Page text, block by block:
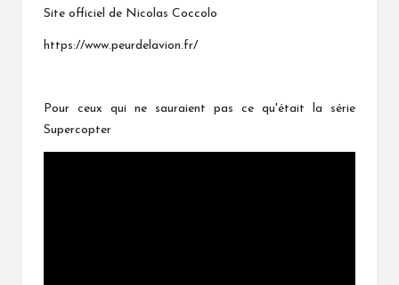
Site officiel de Nicolas Coccolo
https://www.peurdelavion.fr/
Pour ceux qui ne sauraient pas ce qu'était la série
Supercopter